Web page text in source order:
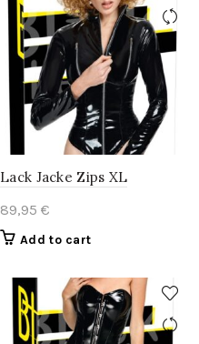
Lack Jacke Zips XL
89,95 €
Add to cart